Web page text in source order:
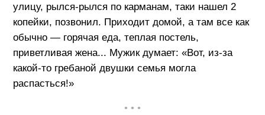
улицу, рылся-рылся по карманам, таки нашел 2
копейки, позвонил. Приходит домой, а там все как
обычно — горячая еда, теплая постель,
приветливая жена... Мужик думает: «Вот, из-за
какой-то гребаной двушки семья могла
распасться!»
• • •